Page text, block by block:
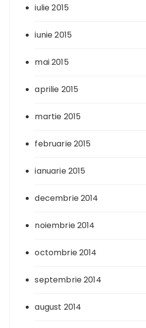
iulie 2015
iunie 2015
mai 2015
aprilie 2015
martie 2015
februarie 2015
ianuarie 2015
decembrie 2014
noiembrie 2014
octombrie 2014
septembrie 2014
august 2014